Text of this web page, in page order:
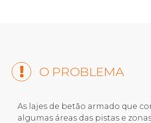
O PROBLEMA
As lajes de betão armado que
algumas áreas das pistas e